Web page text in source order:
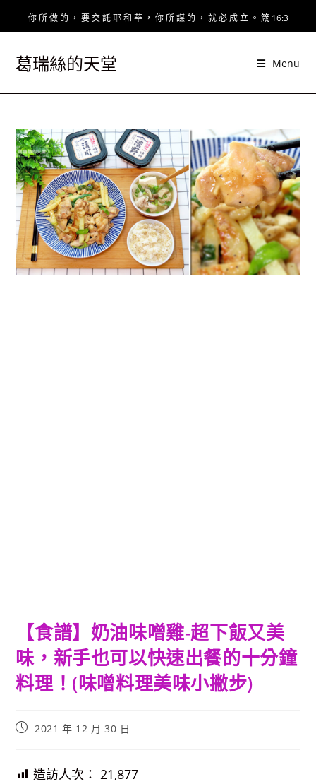
你 所 做 的 ， 要 交 託 耶 和 華 ， 你 所 謀 的 ， 就 必 成 立 。 箴 16:3
葛瑞絲的天堂 Menu
【食譜】奶油味噌雞-超下飯又美
味，新手也可以快速出餐的十分鐘
料理！(味噌料理美味小撇步)
Post2021 年 12 月 30 日
造訪人次： 21,877